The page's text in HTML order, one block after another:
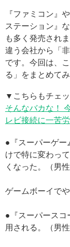
『ファミコン』
ステーション』
も多く発売され
違う会社から「
です。今回は、
る」をまとめてみ
▼こちらもチェッ
そんなバカな！
レビ接続に一苦
●『スーパーゲー
けで特に変わっ
くなった。（男
ゲームボーイで
●『スーパースコ
用される。（男